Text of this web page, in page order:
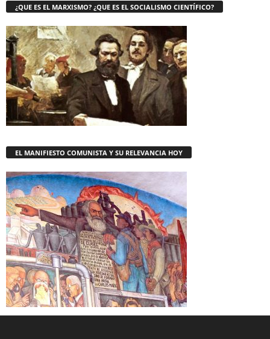
¿QUE ES EL MARXISMO? ¿QUE ES EL SOCIALISMO CIENTÍFICO?
EL MANIFIESTO COMUNISTA Y SU RELEVANCIA HOY